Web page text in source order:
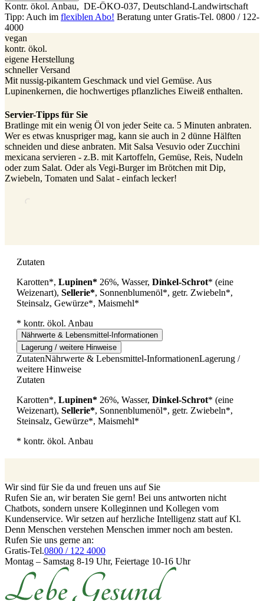
Kontr. ökol. Anbau, DE-ÖKO-037, Deutschland-Landwirtschaft
Tipp: Auch im flexiblen Abo! Beratung unter Gratis-Tel. 0800 / 122-
4000
vegan
kontr. ökol.
eigene Herstellung
schneller Versand
Mit nussig-pikantem Geschmack und viel Gemüse. Aus
Lupinenkernen, die hochwertiges pflanzliches Eiweiß enthalten.
Servier-Tipps für Sie
Bratlinge mit ein wenig Öl von jeder Seite ca. 5 Minuten anbraten.
Wer es etwas knuspriger mag, kann sie auch in 2 dünne Hälften
schneiden und diese anbraten. Mit Salsa Vesuvio oder Zucchini
mexicana servieren - z.B. mit Kartoffeln, Gemüse, Reis, Nudeln
oder zum Salat. Oder als Vegi-Burger im Brötchen mit Dip,
Zwiebeln, Tomaten und Salat - einfach lecker!
Zutaten
Karotten*, Lupinen* 26%, Wasser, Dinkel-Schrot* (eine
Weizenart), Sellerie*, Sonnenblumenöl*, getr. Zwiebeln*,
Steinsalz, Gewürze*, Maismehl*
* kontr. ökol. Anbau
Nährwerte & Lebensmittel-Informationen
Lagerung / weitere Hinweise
ZutatenNährwerte & Lebensmittel-InformationenLagerung /
weitere Hinweise
Zutaten
Karotten*, Lupinen* 26%, Wasser, Dinkel-Schrot* (eine
Weizenart), Sellerie*, Sonnenblumenöl*, getr. Zwiebeln*,
Steinsalz, Gewürze*, Maismehl*
* kontr. ökol. Anbau
Wir sind für Sie da und freuen uns auf Sie
Rufen Sie an, wir beraten Sie gern! Bei uns antworten nicht
Chatbots, sondern unsere Kolleginnen und Kollegen vom
Kundenservice. Wir setzen auf herzliche Intelligenz statt auf Kl.
Denn Menschen verstehen Menschen immer noch am besten.
Rufen Sie uns gerne an:
Gratis-Tel.0800 / 122 4000
Montag – Samstag 8-19 Uhr, Feiertage 10-16 Uhr